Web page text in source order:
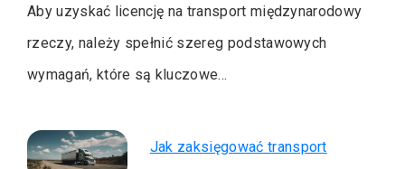
Aby uzyskać licencję na transport międzynarodowy
rzeczy, należy spełnić szereg podstawowych
wymagań, które są kluczowe…
Jak zaksięgować transport